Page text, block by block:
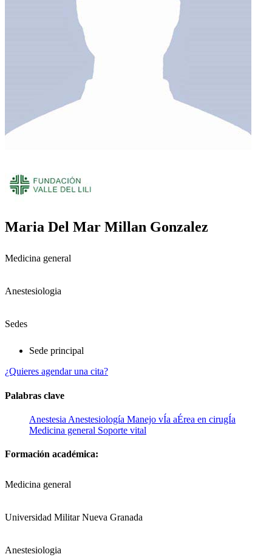
Maria Del Mar Millan Gonzalez
Medicina general
Anestesiologia
Sedes
Sede principal
¿Quieres agendar una cita?
Palabras clave
Anestesia Anestesiología Manejo vÍa aÉrea en cirugÍa
Medicina general Soporte vital
Formación académica:
Medicina general
Universidad Militar Nueva Granada
Anestesiologia